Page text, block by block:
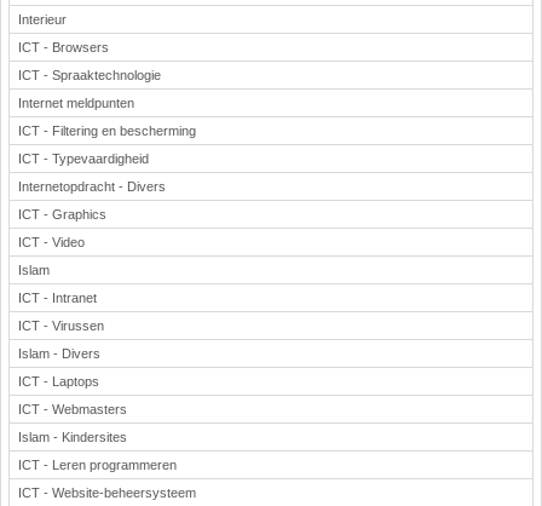
Interieur
ICT - Browsers
ICT - Spraaktechnologie
Internet meldpunten
ICT - Filtering en bescherming
ICT - Typevaardigheid
Internetopdracht - Divers
ICT - Graphics
ICT - Video
Islam
ICT - Intranet
ICT - Virussen
Islam - Divers
ICT - Laptops
ICT - Webmasters
Islam - Kindersites
ICT - Leren programmeren
ICT - Website-beheersysteem